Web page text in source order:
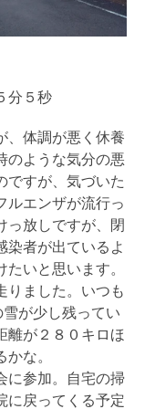
５秒
、体調が悪く休養
のような気分の悪
ですが、気づいた
ルエンザが流行っ
っ放しですが、閉
染者が出ているよ
いと思います。
りました。いつも
が少し残ってい
離が２８０キロほ
な。
に参加。自宅の掃
に戻ってくる予定